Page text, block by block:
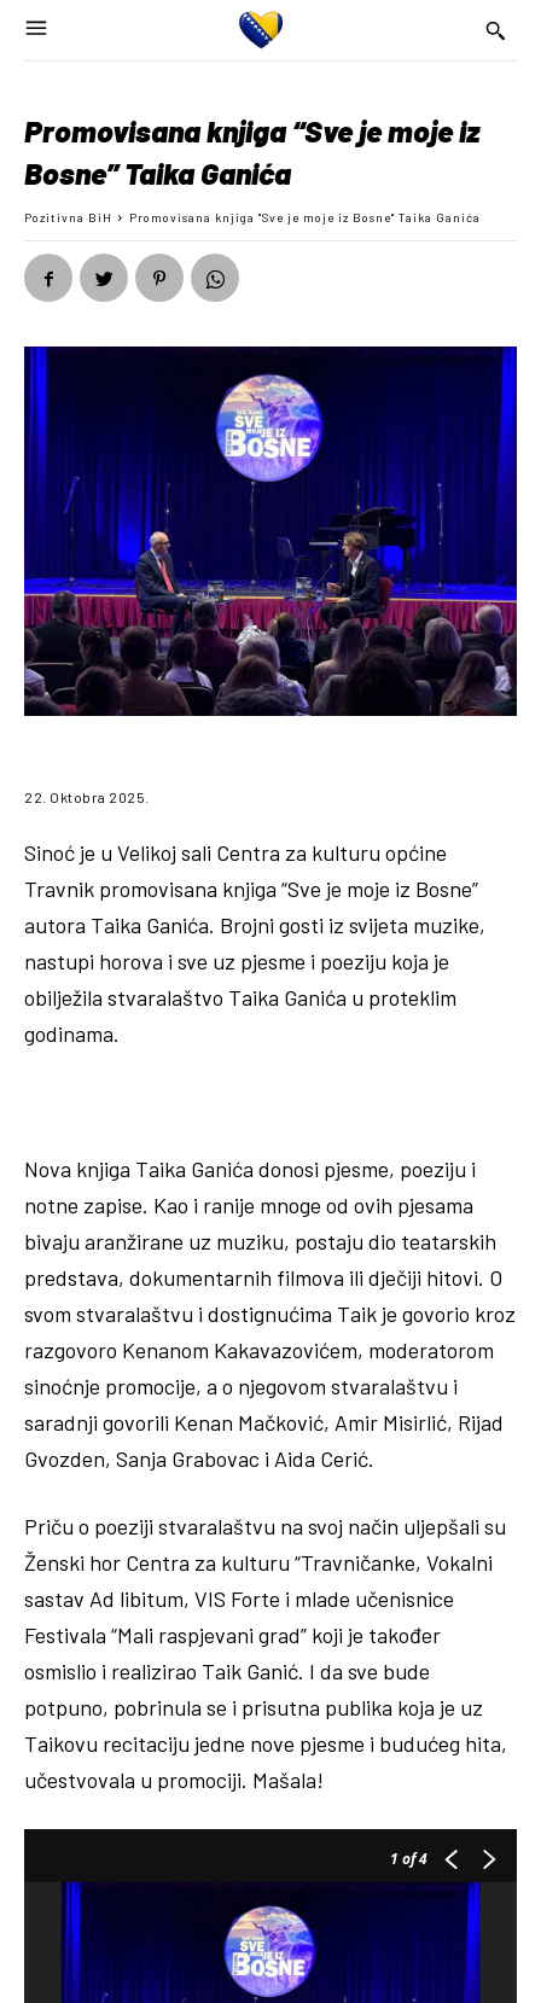
Promovisana knjiga “Sve je moje iz
Bosne” Taika Ganića
Pozitivna BiH Promovisana knjiga "Sve je moje iz Bosne" Taika Ganića
22. Oktobra 2025.
Sinoć je u Velikoj sali Centra za kulturu općine
Travnik promovisana knjiga “Sve je moje iz Bosne”
autora Taika Ganića. Brojni gosti iz svijeta muzike,
nastupi horova i sve uz pjesme i poeziju koja je
obilježila stvaralaštvo Taika Ganića u proteklim
godinama.
Nova knjiga Taika Ganića donosi pjesme, poeziju i
notne zapise. Kao i ranije mnoge od ovih pjesama
bivaju aranžirane uz muziku, postaju dio teatarskih
predstava, dokumentarnih filmova ili dječiji hitovi. O
svom stvaralaštvu i dostignućima Taik je govorio kroz
razgovoro Kenanom Kakavazovićem, moderatorom
sinoćnje promocije, a o njegovom stvaralaštvu i
saradnji govorili Kenan Mačković, Amir Misirlić, Rijad
Gvozden, Sanja Grabovac i Aida Cerić.
Priču o poeziji stvaralaštvu na svoj način uljepšali su
Ženski hor Centra za kulturu “Travničanke, Vokalni
sastav Ad libitum, VIS Forte i mlade učenisnice
Festivala “Mali raspjevani grad” koji je također
osmislio i realizirao Taik Ganić. I da sve bude
potpuno, pobrinula se i prisutna publika koja je uz
Taikovu recitaciju jedne nove pjesme i budućeg hita,
učestvovala u promociji. Mašala!
1 of 4